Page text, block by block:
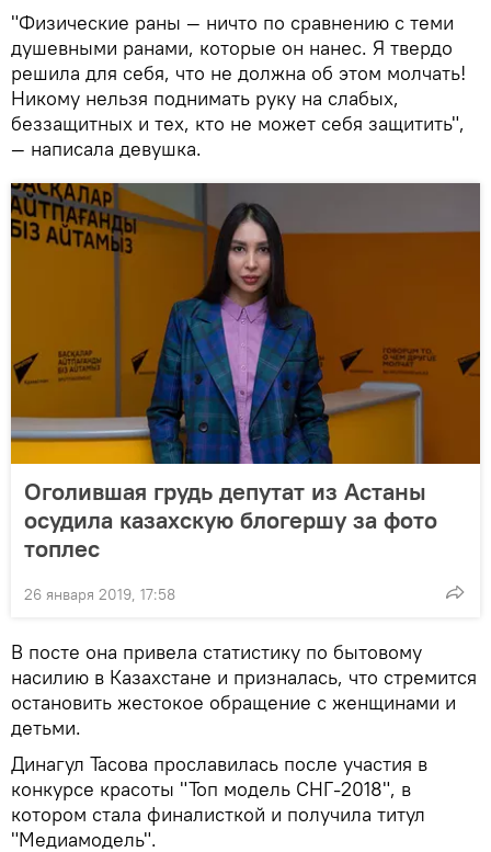
"Физические раны — ничто по сравнению с теми
душевными ранами, которые он нанес. Я твердо
решила для себя, что не должна об этом молчать!
Никому нельзя поднимать руку на слабых,
беззащитных и тех, кто не может себя защитить",
— написала девушка.
Оголившая грудь депутат из Астаны
осудила казахскую блогершу за фото
топлес
26 января 2019, 17:58
В посте она привела статистику по бытовому
насилию в Казахстане и призналась, что стремится
остановить жестокое обращение с женщинами и
детьми.
Динагул Тасова прославилась после участия в
конкурсе красоты "Топ модель СНГ-2018", в
котором стала финалисткой и получила титул
"Медиамодель".